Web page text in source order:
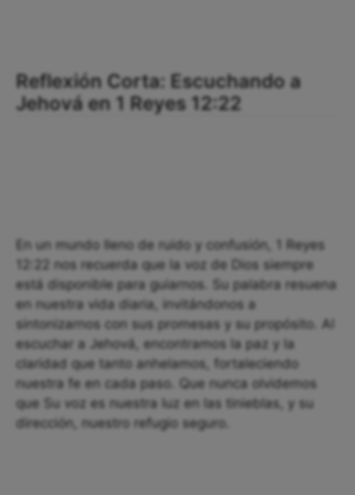
Reflexión Corta: Escuchando a
Jehová en 1 Reyes 12:22
En un mundo lleno de ruido y confusión, 1 Reyes
12:22 nos recuerda que la voz de Dios siempre
está disponible para guiarnos. Su palabra resuena
en nuestra vida diaria, invitándonos a
sintonizarnos con sus promesas y su propósito. Al
escuchar a Jehová, encontramos la paz y la
claridad que tanto anhelamos, fortaleciendo
nuestra fe en cada paso. Que nunca olvidemos
que Su voz es nuestra luz en las tinieblas, y su
dirección, nuestro refugio seguro.